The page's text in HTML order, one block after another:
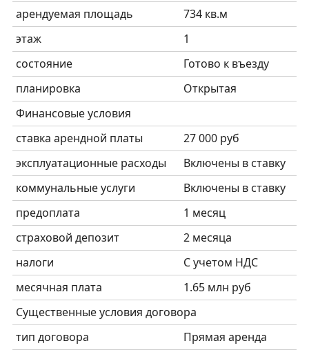
арендуемая площадь
734 кв.м
этаж
1
состояние
Готово к въезду
планировка
Открытая
Финансовые условия
ставка арендной платы
27 000 руб
эксплуатационные расходы
Включены в ставку
коммунальные услуги
Включены в ставку
предоплата
1 месяц
страховой депозит
2 месяца
налоги
C учетом НДС
месячная плата
1.65 млн руб
Существенные условия договора
тип договора
Прямая аренда